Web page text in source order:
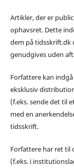
Artikler, der er
ophavsret. Dette
dem på tidsskrift.dk
genudgives uden
Forfattere kan
eksklusiv
(f.eks. sende det til
med en
tidsskrift.
Forfattere har ret til
(f.eks. i